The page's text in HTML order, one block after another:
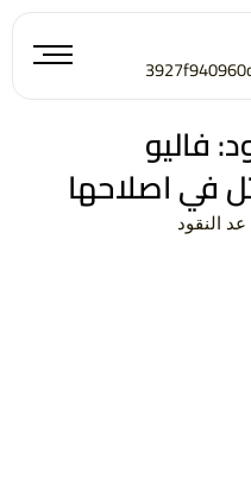
فاليو
في اصلاحها